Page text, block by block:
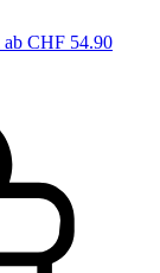
ab CHF 54.90